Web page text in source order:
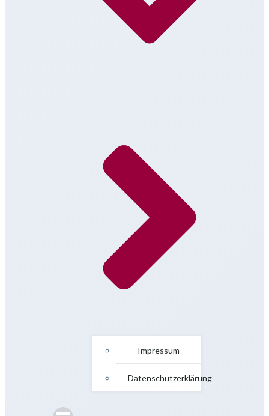
Impressum
Datenschutzerklärung